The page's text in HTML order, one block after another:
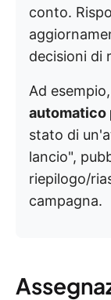
conto.
decisioni di
Ad
automatico
stato di
lancio",
riepilogo/
campagna.